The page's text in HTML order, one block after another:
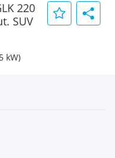
220
SUV
kW)